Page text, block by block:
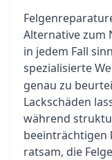
Alternative zum
in jedem Fall
spezialisierte
genau zu
Lackschäden
während
beeinträchtigen
ratsam, die